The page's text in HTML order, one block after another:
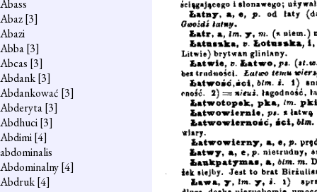
Abass
Abaz[3]
Abazi
Abba[3]
Abcas [3]
Abdank[3]
Abdankować [3]
Abderyta[3]
Abdhuci[3]
Abdimi[4]
abdominalis
Abdominalny[4]
Abdruk[4]